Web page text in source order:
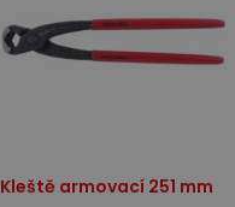
Kleště armovací 251 mm